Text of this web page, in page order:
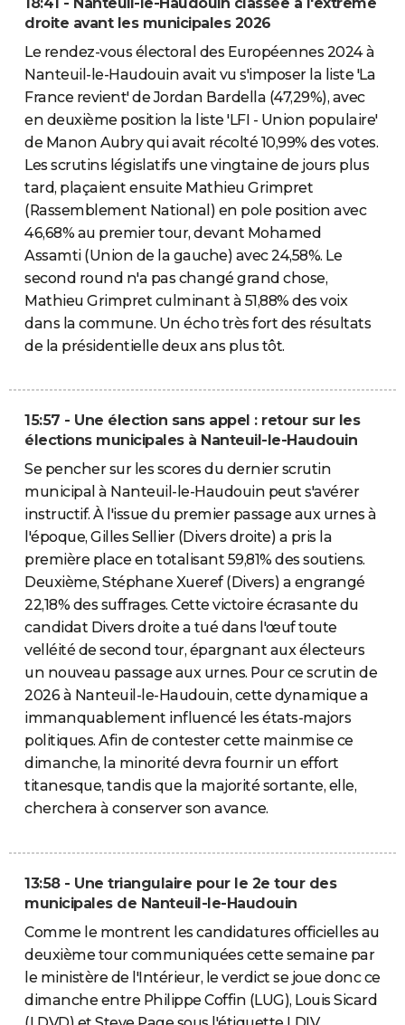
droite avant les municipales 2026
Le rendez-vous électoral des Européennes 2024 à
Nanteuil-le-Haudouin avait vu s'imposer la liste 'La
France revient' de Jordan Bardella (47,29%), avec
en deuxième position la liste 'LFI - Union populaire'
de Manon Aubry qui avait récolté 10,99% des votes.
Les scrutins législatifs une vingtaine de jours plus
tard, plaçaient ensuite Mathieu Grimpret
(Rassemblement National) en pole position avec
46,68% au premier tour, devant Mohamed
Assamti (Union de la gauche) avec 24,58%. Le
second round n'a pas changé grand chose,
Mathieu Grimpret culminant à 51,88% des voix
dans la commune. Un écho très fort des résultats
de la présidentielle deux ans plus tôt.
15:57 - Une élection sans appel : retour sur les
élections municipales à Nanteuil-le-Haudouin
Se pencher sur les scores du dernier scrutin
municipal à Nanteuil-le-Haudouin peut s'avérer
instructif. À l'issue du premier passage aux urnes à
l'époque, Gilles Sellier (Divers droite) a pris la
première place en totalisant 59,81% des soutiens.
Deuxième, Stéphane Xueref (Divers) a engrangé
22,18% des suffrages. Cette victoire écrasante du
candidat Divers droite a tué dans l'œuf toute
velléité de second tour, épargnant aux électeurs
un nouveau passage aux urnes. Pour ce scrutin de
2026 à Nanteuil-le-Haudouin, cette dynamique a
immanquablement influencé les états-majors
politiques. Afin de contester cette mainmise ce
dimanche, la minorité devra fournir un effort
titanesque, tandis que la majorité sortante, elle,
cherchera à conserver son avance.
13:58 - Une triangulaire pour le 2e tour des
municipales de Nanteuil-le-Haudouin
Comme le montrent les candidatures officielles au
deuxième tour communiquées cette semaine par
le ministère de l'Intérieur, le verdict se joue donc ce
dimanche entre Philippe Coffin (LUG), Louis Sicard